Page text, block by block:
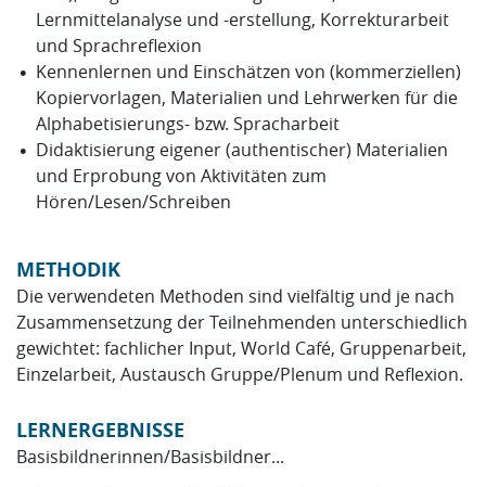
Lernmittelanalyse und -erstellung, Korrekturarbeit
und Sprachreflexion
Kennenlernen und Einschätzen von (kommerziellen)
Kopiervorlagen, Materialien und Lehrwerken für die
Alphabetisierungs- bzw. Spracharbeit
Didaktisierung eigener (authentischer) Materialien
und Erprobung von Aktivitäten zum
Hören/Lesen/Schreiben
METHODIK
Die verwendeten Methoden sind vielfältig und je nach
Zusammensetzung der Teilnehmenden unterschiedlich
gewichtet: fachlicher Input, World Café, Gruppenarbeit,
Einzelarbeit, Austausch Gruppe/Plenum und Reflexion.
LERNERGEBNISSE
Basisbildnerinnen/Basisbildner...